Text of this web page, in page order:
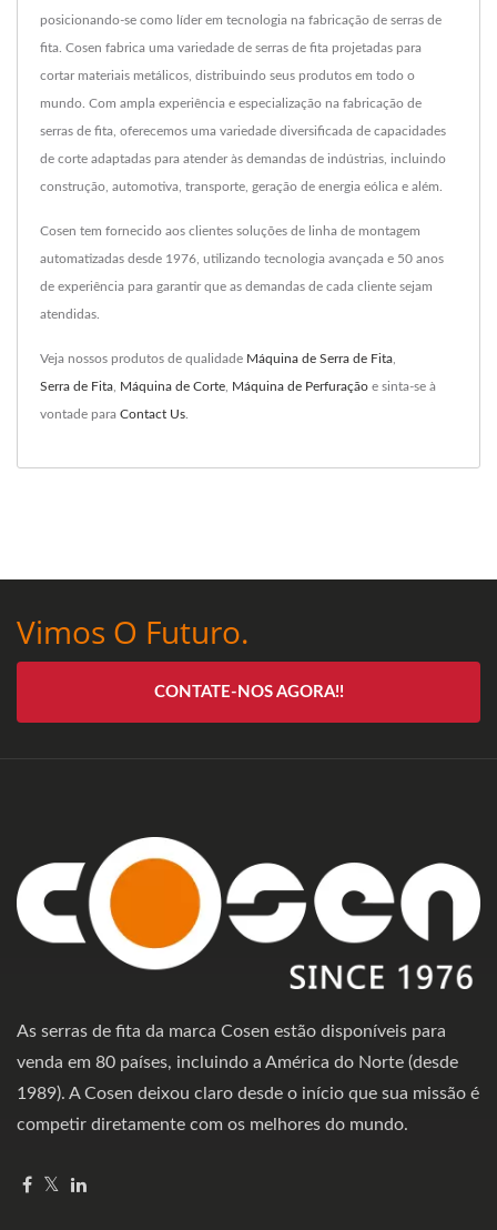
posicionando-se como líder em tecnologia na fabricação de serras de
fita. Cosen fabrica uma variedade de serras de fita projetadas para
cortar materiais metálicos, distribuindo seus produtos em todo o
mundo. Com ampla experiência e especialização na fabricação de
serras de fita, oferecemos uma variedade diversificada de capacidades
de corte adaptadas para atender às demandas de indústrias, incluindo
construção, automotiva, transporte, geração de energia eólica e além.
Cosen tem fornecido aos clientes soluções de linha de montagem
automatizadas desde 1976, utilizando tecnologia avançada e 50 anos
de experiência para garantir que as demandas de cada cliente sejam
atendidas.
Veja nossos produtos de qualidade Máquina de Serra de Fita
Serra de Fita Máquina de Corte Máquina de Perfuração e sinta-se à
vontade para Contact Us
Vimos O Futuro.
CONTATE-NOS AGORA!!
As serras de fita da marca Cosen estão disponíveis para
venda em 80 países, incluindo a América do Norte (desde
1989). A Cosen deixou claro desde o início que sua missão é
competir diretamente com os melhores do mundo.